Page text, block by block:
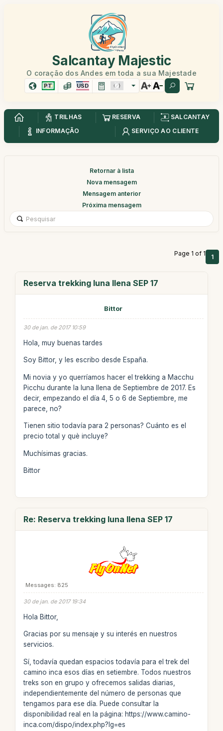
Salcantay Majestic
O coração dos Andes em toda a sua Majestade
PT USD
TRILHAS RESERVA
SALCANTAY
INFORMAÇÃO
SERVIÇO AO CLIENTE
Retornar à lista
Nova mensagem
Mensagem anterior
Próxima mensagem
Page 1 of 1 1
Reserva trekking luna llena SEP 17
Bittor
30 de jan. de 2017 10:59
Hola, muy buenas tardes
Soy Bittor, y les escribo desde España.
Mi novia y yo querríamos hacer el trekking a Macchu
Picchu durante la luna llena de Septiembre de 2017. Es
decir, empezando el día 4, 5 o 6 de Septiembre, me
parece, no?
Tienen sitio todavía para 2 personas? Cuánto es el
precio total y què incluye?
Muchísimas gracias.
Bittor
Re: Reserva trekking luna llena SEP 17
Messages: 825
30 de jan. de 2017 19:34
Hola Bittor,
Gracias por su mensaje y su interés en nuestros
servicios.
Sí, todavía quedan espacios todavía para el trek del
camino inca esos días en setiembre. Todos nuestros
treks son en grupo y ofrecemos salidas diarias,
independientemente del número de personas que
tengamos para ese día. Puede consultar la
disponibilidad real en la página: https://www.camino-
inca.com/dispo/index.php?lg=es